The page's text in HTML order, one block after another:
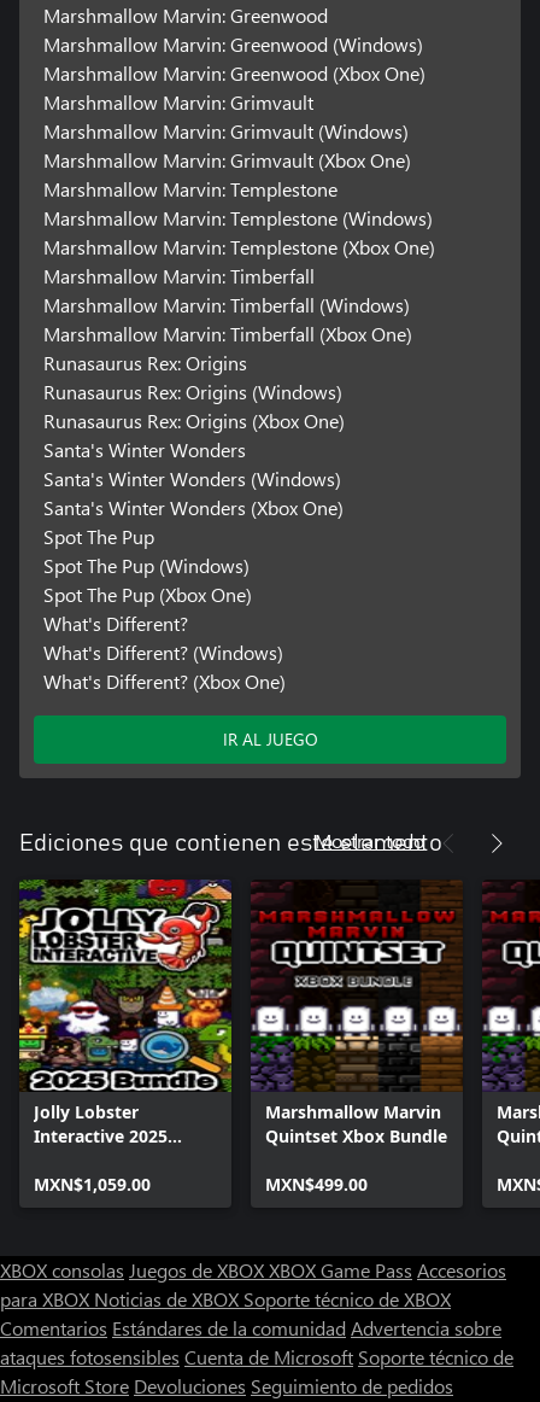
Marshmallow Marvin: Greenwood
Marshmallow Marvin: Greenwood (Windows)
Marshmallow Marvin: Greenwood (Xbox One)
Marshmallow Marvin: Grimvault
Marshmallow Marvin: Grimvault (Windows)
Marshmallow Marvin: Grimvault (Xbox One)
Marshmallow Marvin: Templestone
Marshmallow Marvin: Templestone (Windows)
Marshmallow Marvin: Templestone (Xbox One)
Marshmallow Marvin: Timberfall
Marshmallow Marvin: Timberfall (Windows)
Marshmallow Marvin: Timberfall (Xbox One)
Runasaurus Rex: Origins
Runasaurus Rex: Origins (Windows)
Runasaurus Rex: Origins (Xbox One)
Santa's Winter Wonders
Santa's Winter Wonders (Windows)
Santa's Winter Wonders (Xbox One)
Spot The Pup
Spot The Pup (Windows)
Spot The Pup (Xbox One)
What's Different?
What's Different? (Windows)
What's Different? (Xbox One)
IR AL JUEGO
Ediciones que contienen este elemento
Mostrar todo
Jolly Lobster
Interactive 2025
MXN$1,059.00
Marshmallow Marvin
Quintset Xbox Bundle
MXN$499.00
XBOX consolas Juegos de XBOXXBOX Game Pass Accesorios
para XBOX Noticias de XBOX Soporte técnico de XBOX
Comentarios Estándares de la comunidad Advertencia sobre
ataques fotosensibles Cuenta de Microsoft Soporte técnico de
Microsoft Store Devoluciones Seguimiento de pedidos